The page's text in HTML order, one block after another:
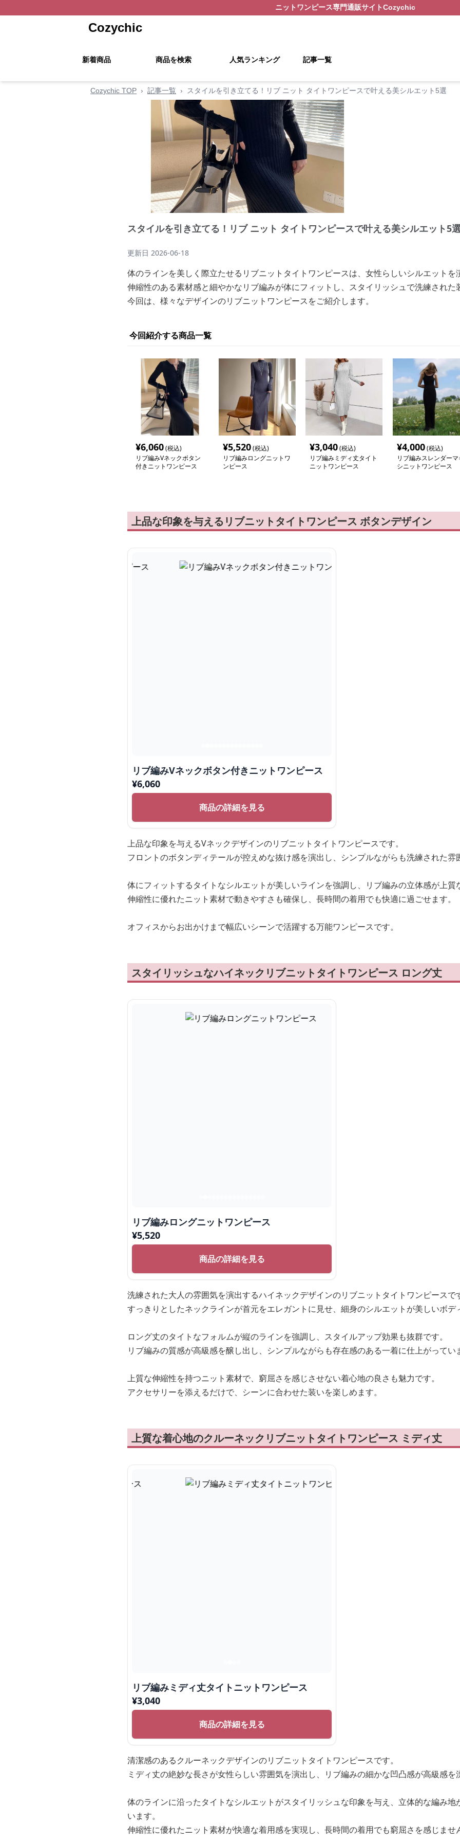
ニットワンピース専門通販サイトCozychic
Cozychic
新着商品 商品を検索 人気ランキング 記事一覧
Cozychic TOP › 記事一覧 › スタイルを引き立てる！リブ ニット タイトワンピースで叶える美シルエット5選
スタイルを引き立てる！リブ ニット タイトワンピースで叶える美シルエット5
更新日 2026-06-18
体のラインを美しく際立たせるリブニットタイトワンピースは、女性らしいシルエット
伸縮性のある素材感と細やかなリブ編みが体にフィットし、スタイリッシュで洗練された
今回は、様々なデザインのリブニットワンピースをご紹介します。
今回紹介する商品一覧
¥6,060(税込)
リブ編みVネックボタン
付きニットワンピース
¥5,520(税込)
リブ編みロングニットワ
ンピース
¥3,040(税込)
リブ編みミディ丈タイト
ニットワンピース
¥4,000(税込)
リブ編みスレンダーマ
シニットワンピース
上品な印象を与えるリブニットタイトワンピース ボタンデザイン
リブ編みVネックボタン付きニットワンピース
¥6,060
商品の詳細を見る
上品な印象を与えるVネックデザインのリブニットタイトワンピースです。
フロントのボタンディテールが控えめな抜け感を演出し、シンプルながらも洗練された雰
体にフィットするタイトなシルエットが美しいラインを強調し、リブ編みの立体感が上質
伸縮性に優れたニット素材で動きやすさも確保し、長時間の着用でも快適に過ごせます。
オフィスからお出かけまで幅広いシーンで活躍する万能ワンピースです。
スタイリッシュなハイネックリブニットタイトワンピース ロング丈
リブ編みロングニットワンピース
¥5,520
商品の詳細を見る
洗練された大人の雰囲気を演出するハイネックデザインのリブニットタイトワンピースで
すっきりとしたネックラインが首元をエレガントに見せ、細身のシルエットが美しいボ
ロング丈のタイトなフォルムが縦のラインを強調し、スタイルアップ効果も抜群です。
リブ編みの質感が高級感を醸し出し、シンプルながらも存在感のある一着に仕上がってい
上質な伸縮性を持つニット素材で、窮屈さを感じさせない着心地の良さも魅力です。
アクセサリーを添えるだけで、シーンに合わせた装いを楽しめます。
上質な着心地のクルーネックリブニットタイトワンピース ミディ丈
リブ編みミディ丈タイトニットワンピース
¥3,040
商品の詳細を見る
清潔感のあるクルーネックデザインのリブニットタイトワンピースです。
ミディ丈の絶妙な長さが女性らしい雰囲気を演出し、リブ編みの細かな凹凸感が高級感を
体のラインに沿ったタイトなシルエットがスタイリッシュな印象を与え、立体的な編み
います。
伸縮性に優れたニット素材が快適な着用感を実現し、長時間の着用でも窮屈さを感じませ